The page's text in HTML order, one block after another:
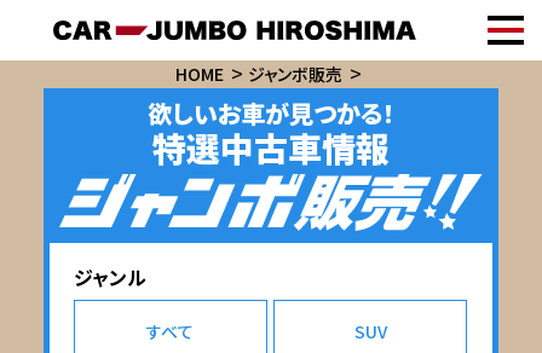
HOME ジャンボ販売
欲しいお車が見つかる！
特選中古車情報
ジャンル
すべて SUV